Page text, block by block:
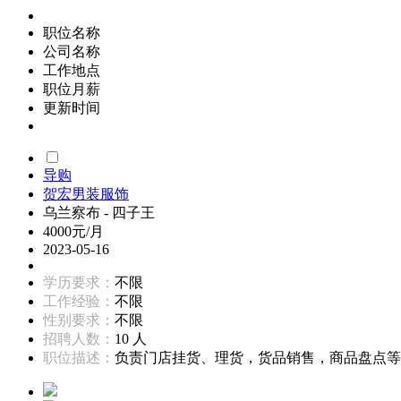
职位名称
公司名称
工作地点
职位月薪
更新时间
导购
贺宏男装服饰
乌兰察布 - 四子王
4000元/月
2023-05-16
学历要求： 不限
工作经验： 不限
性别要求： 不限
招聘人数： 10 人
职位描述： 负责门店挂货、理货，货品销售，商品盘点